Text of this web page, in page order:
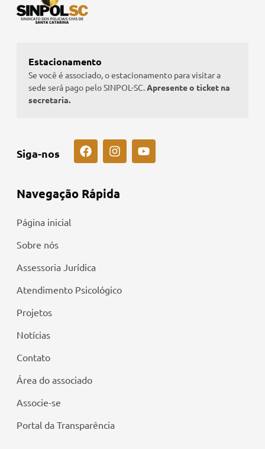
Estacionamento
Se você é associado, o estacionamento para visitar a
sede será pago pelo SINPOL-SC.Apresente o ticket na
secretaria.
Siga-nos
Navegação Rápida
Página inicial
Sobre nós
Assessoria Jurídica
Atendimento Psicológico
Projetos
Notícias
Contato
Área do associado
Associe-se
Portal da Transparência